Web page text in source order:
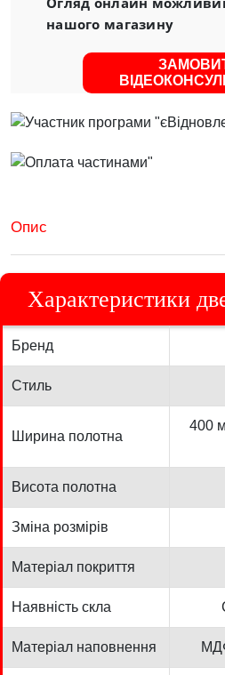
нашого магазину
Опис
Характеристики
Бренд
Стиль
Ширина полотна
400
Висота полотна
Зміна розмірів
Матеріал покриття
Наявність скла
Матеріал наповнення